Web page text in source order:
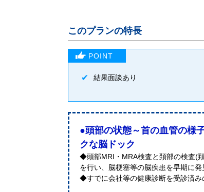
このプランの特長
結果面談あり
●頭部の状態～首の血管の様
クな脳ドック
◆頭部MRI・MRA検査と頚部の検査(
を行い、脳梗塞等の脳疾患を早期に
◆すでに会社等の健康診断を受診済み